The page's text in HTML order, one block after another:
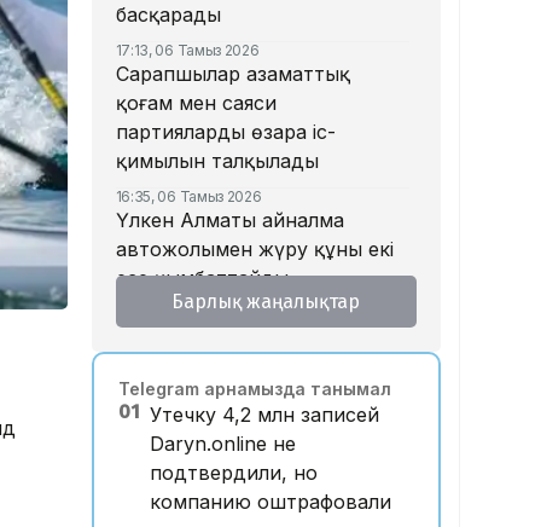
басқарады
17:13, 06 Тамыз 2026
Сарапшылар азаматтық
қоғам мен саяси
партиялардың өзара іс-
қимылын талқылады
16:35, 06 Тамыз 2026
Үлкен Алматы айналма
автожолымен жүру құны екі
есе қымбаттайды
16:32, 06 Тамыз 2026
мәнін түсіндірді
16:26, 06 Тамыз 2026
«Уахабист емеспін»: Бекболат
Тілеухан діни ұстанымына
қатысты жауап берді
Барлық жаңалықтар
Telegram арнамызда танымал
01 Утечку 4,2 млн записей
Daryn.online не
подтвердили, но
компанию оштрафовали